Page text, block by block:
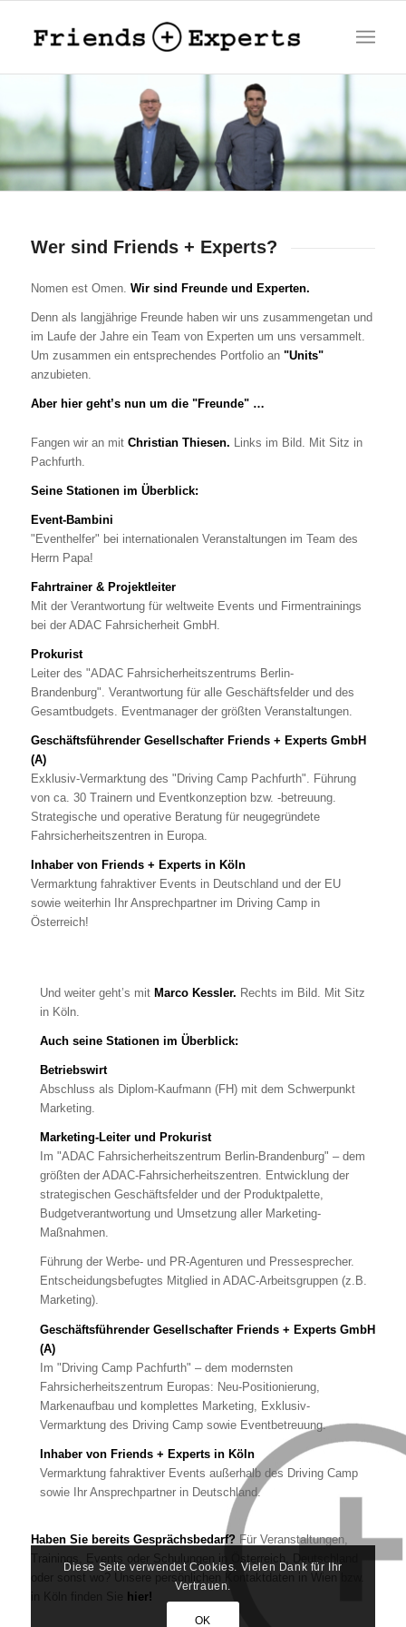
Wer sind Friends + Experts?
Nomen est Omen. Wir sind Freunde und Experten.
Denn als langjährige Freunde haben wir uns zusammengetan und
im Laufe der Jahre ein Team von Experten um uns versammelt.
Um zusammen ein entsprechendes Portfolio an "Units"
anzubieten.
Aber hier geht’s nun um die "Freunde" …
Fangen wir an mit Christian Thiesen.
Links im Bild. Mit Sitz in
Pachfurth.
Seine Stationen im Überblick:
Event-Bambini
"Eventhelfer" bei internationalen Veranstaltungen im Team des
Herrn Papa!
Fahrtrainer & Projektleiter
Mit der Verantwortung für weltweite Events und Firmentrainings
bei der ADAC Fahrsicherheit GmbH.
Prokurist
Leiter des "ADAC Fahrsicherheitszentrums Berlin-
Brandenburg". Verantwortung für alle Geschäftsfelder und des
Gesamtbudgets. Eventmanager der größten Veranstaltungen.
Geschäftsführender Gesellschafter Friends + Experts GmbH
(A)
Exklusiv-Vermarktung des "Driving Camp Pachfurth". Führung
von ca. 30 Trainern und Eventkonzeption bzw. -betreuung.
Strategische und operative Beratung für neugegründete
Fahrsicherheitszentren in Europa.
Inhaber von Friends + Experts in Köln
Vermarktung fahraktiver Events in Deutschland und der EU
sowie weiterhin Ihr Ansprechpartner im Driving Camp in
Österreich!
Und weiter geht’s mit Marco Kessler. Rechts im Bild. Mit Sitz
in Köln.
Auch seine Stationen im Überblick:
Betriebswirt
Abschluss als Diplom-Kaufmann (FH) mit dem Schwerpunkt
Marketing.
Marketing-Leiter und Prokurist
Im "ADAC Fahrsicherheitszentrum Berlin-Brandenburg" – dem
größten der ADAC-Fahrsicherheitszentren. Entwicklung der
strategischen Geschäftsfelder und der Produktpalette,
Budgetverantwortung und Umsetzung aller Marketing-
Maßnahmen.
Führung der Werbe- und PR-Agenturen und Pressesprecher.
Entscheidungsbefugtes Mitglied in ADAC-Arbeitsgruppen (z.B.
Marketing).
Geschäftsführender Gesellschafter Friends + Experts GmbH
(A)
Im "Driving Camp Pachfurth" – dem modernsten
Fahrsicherheitszentrum Europas: Neu-Positionierung,
Markenaufbau und komplettes Marketing, Exklusiv-
Vermarktung des Driving Camp sowie Eventbetreuung.
Inhaber von Friends + Experts in Köln
Vermarktung fahraktiver Events außerhalb des Driving Camp
sowie Ihr Ansprechpartner in Deutschland.
Haben Sie bereits Gesprächsbedarf? Für Veranstaltungen,
hier!
Diese Seite verwendet Cookies. Vielen Dank für Ihr
Vertrauen.
OK